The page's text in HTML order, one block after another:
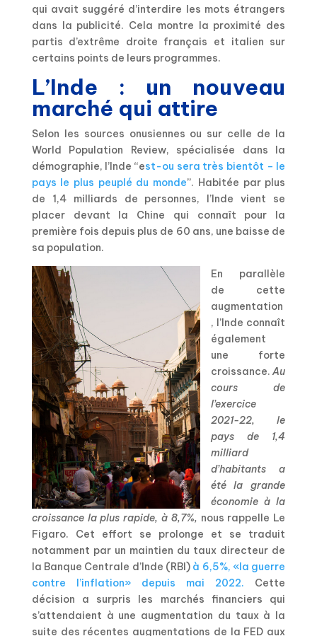
qui avait suggéré d’interdire les mots étrangers
dans la publicité. Cela montre la proximité des
partis d’extrême droite français et italien sur
certains points de leurs programmes.
L’Inde : un nouveau
marché qui attire
Selon les sources onusiennes ou sur celle de la
World Population Review, spécialisée dans la
démographie, l’Inde “est-ou sera très bientôt – le
pays le plus peuplé du monde”. Habitée par plus
de 1,4 milliards de personnes, l’Inde vient se
placer devant la Chine qui connaît pour la
première fois depuis plus de 60 ans, une baisse de
sa population.
En parallèle
de cette
augmentation
, l’Inde connaît
également
une forte
croissance.Au
cours de
l’exercice
2021-22, le
pays de 1,4
milliard
d’habitants a
été la grande
économie à la
croissance la plus rapide, à 8,7%, nous rappelle Le
Figaro. Cet effort se prolonge et se traduit
notamment par un maintien du taux directeur de
la Banque Centrale d’Inde (RBI) à 6,5%, «la guerre
contre l’inflation» depuis mai 2022. Cette
décision a surpris les marchés financiers qui
s’attendaient à une augmentation du taux à la
suite des récentes augmentations de la FED aux